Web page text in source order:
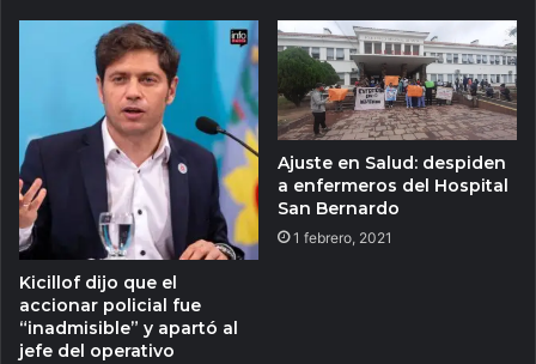
Kicillof dijo que el
accionar policial fue
“inadmisible” y apartó al
jefe del operativo
Ajuste en Salud: despiden
a enfermeros del Hospital
San Bernardo
1 febrero, 2021